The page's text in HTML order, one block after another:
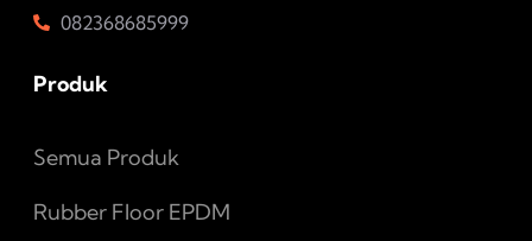
082368685999
Produk
Semua Produk
Rubber Floor EPDM